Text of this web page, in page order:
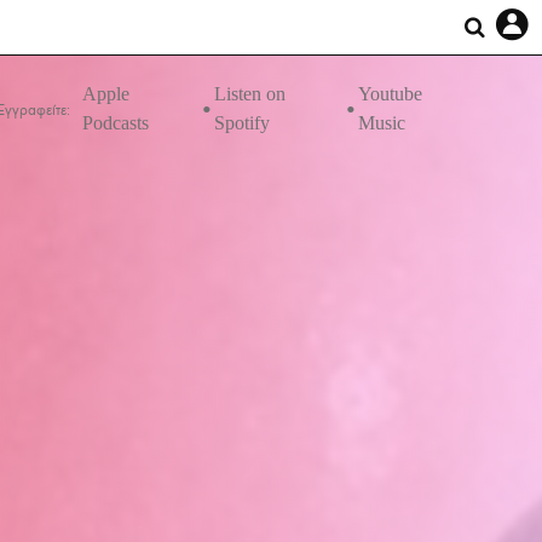
Apple
Podcasts
Listen on
Spotify
Youtube
Music